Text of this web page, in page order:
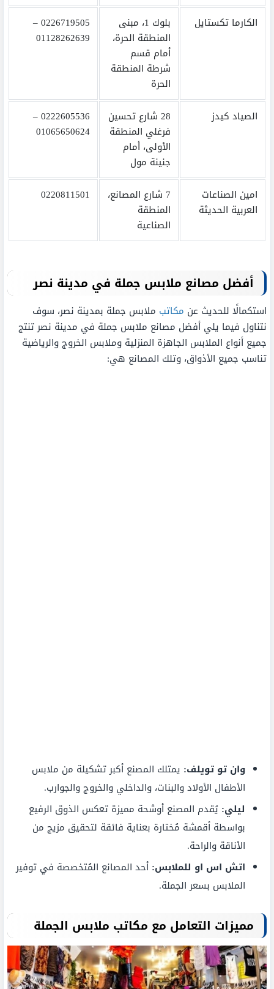
الكارما تكستايل
بلوك 1، مبنى
المنطقة الحرة،
أمام قسم
شرطة المنطقة
الحرة
0226719505 –
01128262639
الصياد كيدز
28 شارع تحسين
فرغلي المنطقة
الأولى، أمام
جنينة مول
0222605536 –
01065650624
امين الصناعات
العربية الحديثة
7 شارع المصانع،
المنطقة
الصناعية
0220811501
أفضل مصانع ملابس جملة في مدينة نصر
استكمالًا للحديث عن مكاتب ملابس جملة بمدينة نصر، سوف
نتناول فيما يلي أفضل مصانع ملابس جملة في مدينة نصر تنتج
جميع أنواع الملابس الجاهزة المنزلية وملابس الخروج والرياضية
تناسب جميع الأذواق، وتلك المصانع هي:
وان تو تويلف: يمتلك المصنع أكبر تشكيلة من ملابس
الأطفال الأولاد والبنات، والداخلي والخروج والجوارب.
ليلي: يُقدم المصنع أوشحة مميزة تعكس الذوق الرفيع
بواسطة أقمشة مُختارة بعناية فائقة لتحقيق مزيج من
الأناقة والراحة.
اتش اس او للملابس: أحد المصانع المُتخصصة في توفير
الملابس بسعر الجملة.
مميزات التعامل مع مكاتب ملابس الجملة